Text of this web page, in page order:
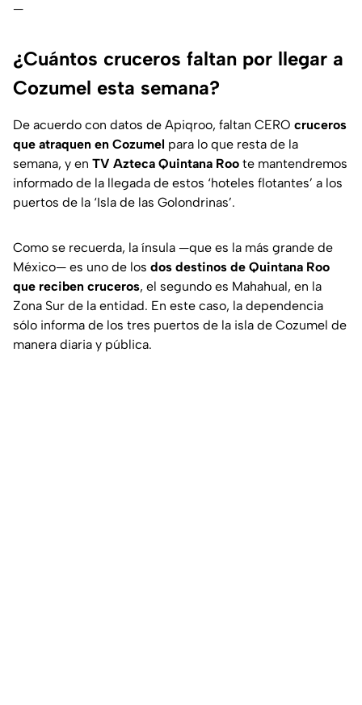
—
¿Cuántos cruceros faltan por llegar a
Cozumel esta semana?
De acuerdo con datos de Apiqroo, faltan CERO cruceros
que atraquen en Cozumel para lo que resta de la
semana, y en TV Azteca Quintana Roo te mantendremos
informado de la llegada de estos ‘hoteles flotantes’ a los
puertos de la ‘Isla de las Golondrinas’.
Como se recuerda, la ínsula —que es la más grande de
México— es uno de los dos destinos de Quintana Roo
que reciben cruceros, el segundo es Mahahual, en la
Zona Sur de la entidad. En este caso, la dependencia
sólo informa de los tres puertos de la isla de Cozumel de
manera diaria y pública.